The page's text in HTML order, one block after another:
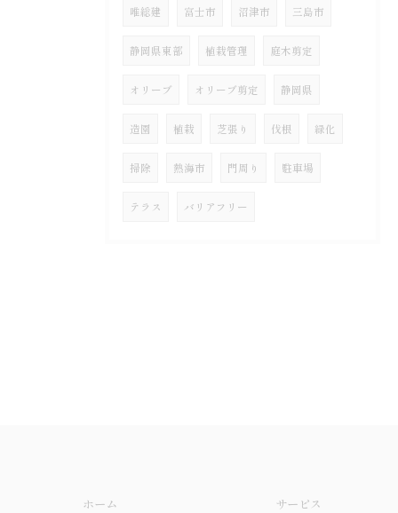
唯総建 富士市 沼津市 三島市
静岡県東部 植栽管理 庭木剪定
オリーブ オリーブ剪定 静岡県
造園 植栽 芝張り 伐根 緑化
掃除 熱海市 門周り 駐車場
テラス バリアフリー
ホーム サービス